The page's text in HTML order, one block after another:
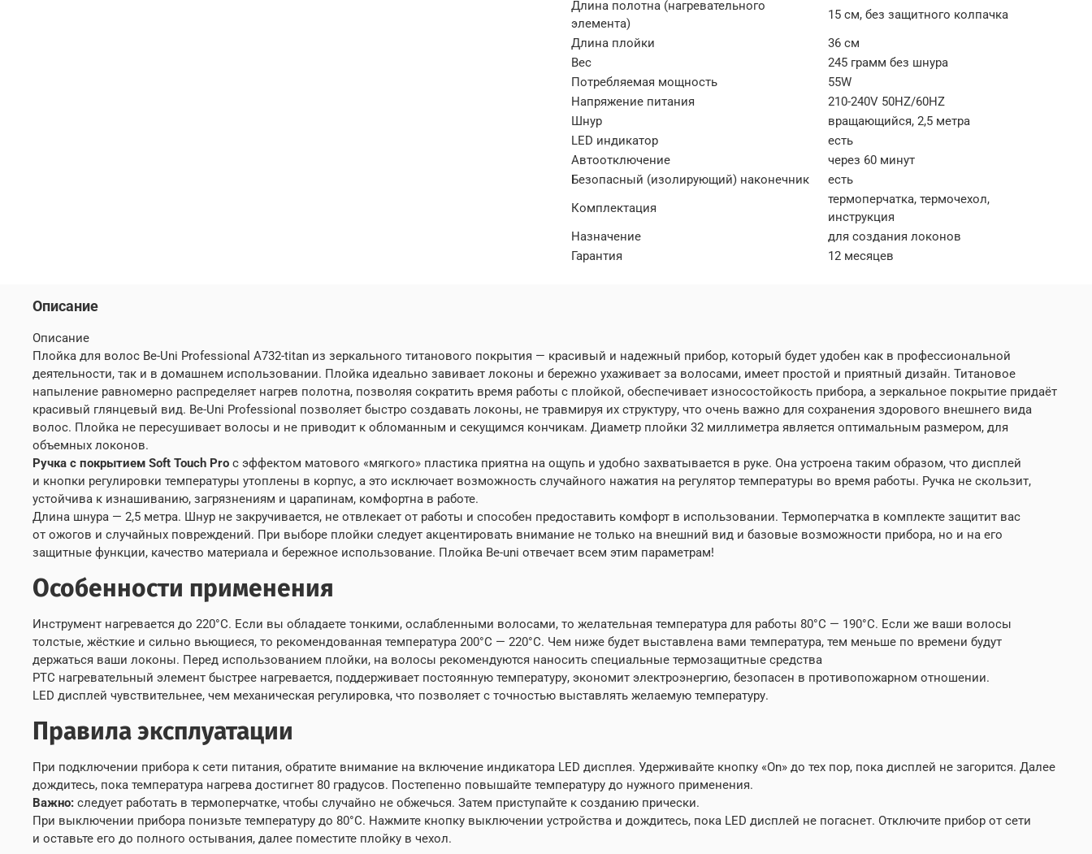
Длина полотна (нагревательного
элемента)
15 см, без защитного колпачка
Длина плойки
36 см
Вес
245 грамм без шнура
Потребляемая мощность
55W
Напряжение питания
210-240V 50HZ/60HZ
Шнур
вращающийся, 2,5 метра
LED индикатор
есть
Автоотключение
через 60 минут
Безопасный (изолирующий) наконечник
есть
Комплектация
термоперчатка, термочехол,
инструкция
Назначение
для создания локонов
Гарантия
12 месяцев
Описание
Описание
Плойка для волос Be-Uni Professional A732-titan из зеркального титанового покрытия — красивый и надежный прибор, который будет удобен как в профессиональной
деятельности, так и в домашнем использовании. Плойка идеально завивает локоны и бережно ухаживает за волосами, имеет простой и приятный дизайн. Титановое
напыление равномерно распределяет нагрев полотна, позволяя сократить время работы с плойкой, обеспечивает износостойкость прибора, а зеркальное покрытие придаёт
красивый глянцевый вид. Be-Uni Professional позволяет быстро создавать локоны, не травмируя их структуру, что очень важно для сохранения здорового внешнего вида
волос. Плойка не пересушивает волосы и не приводит к обломанным и секущимся кончикам. Диаметр плойки 32 миллиметра является оптимальным размером, для
объемных локонов.
Ручка с покрытием Soft Touch Pro с эффектом матового «мягкого» пластика приятна на ощупь и удобно захватывается в руке. Она устроена таким образом, что дисплей
и кнопки регулировки температуры утоплены в корпус, а это исключает возможность случайного нажатия на регулятор температуры во время работы. Ручка не скользит,
устойчива к изнашиванию, загрязнениям и царапинам, комфортна в работе.
Длина шнура — 2,5 метра. Шнур не закручивается, не отвлекает от работы и способен предоставить комфорт в использовании. Термоперчатка в комплекте защитит вас
от ожогов и случайных повреждений. При выборе плойки следует акцентировать внимание не только на внешний вид и базовые возможности прибора, но и на его
защитные функции, качество материала и бережное использование. Плойка Be-uni отвечает всем этим параметрам!
Особенности применения
Инструмент нагревается до 220°C. Если вы обладаете тонкими, ослабленными волосами, то желательная температура для работы 80°C — 190°C. Если же ваши волосы
толстые, жёсткие и сильно вьющиеся, то рекомендованная температура 200°C — 220°C. Чем ниже будет выставлена вами температура, тем меньше по времени будут
держаться ваши локоны. Перед использованием плойки, на волосы рекомендуются наносить специальные термозащитные средства
PTC нагревательный элемент быстрее нагревается, поддерживает постоянную температуру, экономит электроэнергию, безопасен в противопожарном отношении.
LED дисплей чувствительнее, чем механическая регулировка, что позволяет с точностью выставлять желаемую температуру.
Правила эксплуатации
При подключении прибора к сети питания, обратите внимание на включение индикатора LED дисплея. Удерживайте кнопку «On» до тех пор, пока дисплей не загорится. Далее
дождитесь, пока температура нагрева достигнет 80 градусов. Постепенно повышайте температуру до нужного применения.
Важно: следует работать в термоперчатке, чтобы случайно не обжечься. Затем приступайте к созданию прически.
При выключении прибора понизьте температуру до 80°C. Нажмите кнопку выключении устройства и дождитесь, пока LED дисплей не погаснет. Отключите прибор от сети
и оставьте его до полного остывания, далее поместите плойку в чехол.